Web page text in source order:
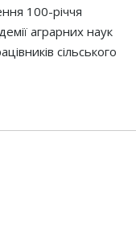
100-річчя
аграрних наук
сільського